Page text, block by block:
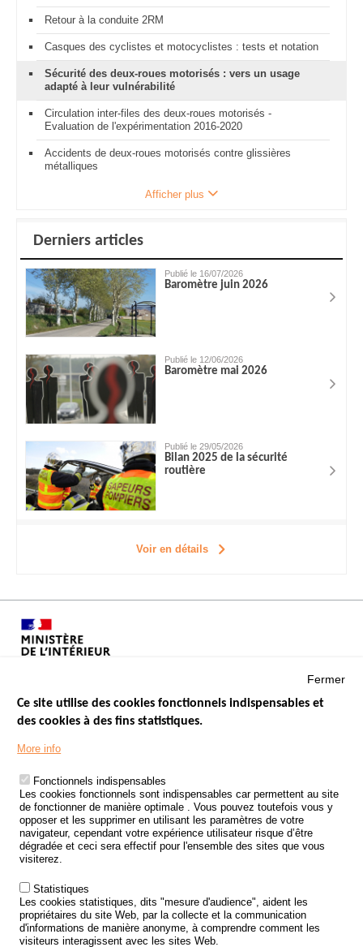
Retour à la conduite 2RM
Casques des cyclistes et motocyclistes : tests et notation
Sécurité des deux-roues motorisés : vers un usage
adapté à leur vulnérabilité
Circulation inter-files des deux-roues motorisés -
Evaluation de l'expérimentation 2016-2020
Accidents de deux-roues motorisés contre glissières
métalliques
Afficher plus
Derniers articles
Publié le 16/07/2026
Baromètre juin 2026
Publié le 12/06/2026
Baromètre mai 2026
Publié le 29/05/2026
Bilan 2025 de la sécurité
routière
Voir en détails
Menu
Footer
LES SITES PUBLICS
ÉTAT DE L’INSÉCURITÉ ROUTIÈRE
TRAITEMENT DES DONNÉES PERSONNELLES DES ACCIDENTS DE
LA ROUTE
ETUDES ET RECHERCHES
APPEL À PROJETS
POLITIQUE DE SÉCURITÉ ROUTIÈRE
Outils
AGENDA
Fermer
Ce site utilise des cookies fonctionnels indispensables et
des cookies à des fins statistiques.
More info
Fonctionnels indispensables
Les cookies fonctionnels sont indispensables car permettent au site
de fonctionner de manière optimale . Vous pouvez toutefois vous y
opposer et les supprimer en utilisant les paramètres de votre
navigateur, cependant votre expérience utilisateur risque d’être
dégradée et ceci sera effectif pour l'ensemble des sites que vous
visiterez.
Statistiques
Les cookies statistiques, dits "mesure d'audience", aident les
propriétaires du site Web, par la collecte et la communication
d'informations de manière anonyme, à comprendre comment les
visiteurs interagissent avec les sites Web.